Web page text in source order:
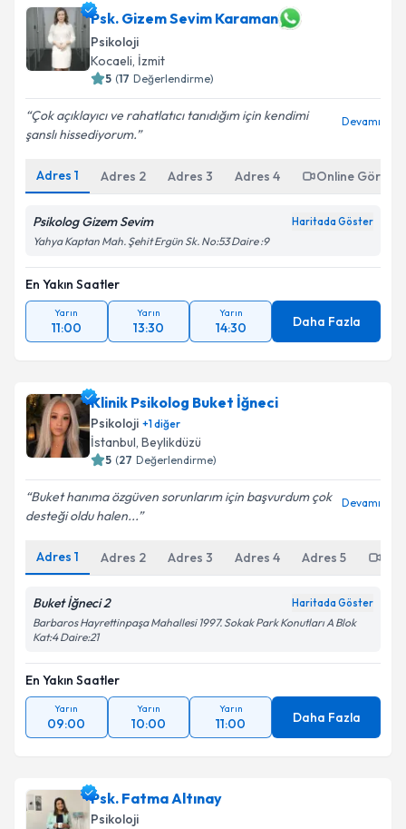
Psk. Gizem Sevim Karaman
Psikoloji
Kocaeli, İzmit
5 (17 Değerlendirme)
Çok açıklayıcı ve rahatlatıcı tanıdığım için kendimi
şanslı hissediyorum.
Devamı
Adres 1 Adres 2 Adres 3 Adres 4 Online
Psikolog Gizem Sevim Haritada Göster
Yahya Kaptan Mah. Şehit Ergün Sk. No:53 Daire :9
En Yakın Saatler
Yarın
11:00
Yarın
13:30
Yarın
14:30 Daha Fazla
Klinik Psikolog Buket İğneci
Psikoloji +1diğer
İstanbul, Beylikdüzü
5 (27 Değerlendirme)
Buket hanıma özgüven sorunlarım için başvurdum çok
desteği oldu halen...
Devamı
Adres 1 Adres 2 Adres 3 Adres 4 Adres 5
Buket İğneci 2 Haritada Göster
Barbaros Hayrettinpaşa Mahallesi 1997. Sokak Park Konutları A Blok
Kat:4 Daire:21
En Yakın Saatler
Yarın
09:00
Yarın
10:00
Yarın
11:00 Daha Fazla
Psk. Fatma Altınay
Psikoloji